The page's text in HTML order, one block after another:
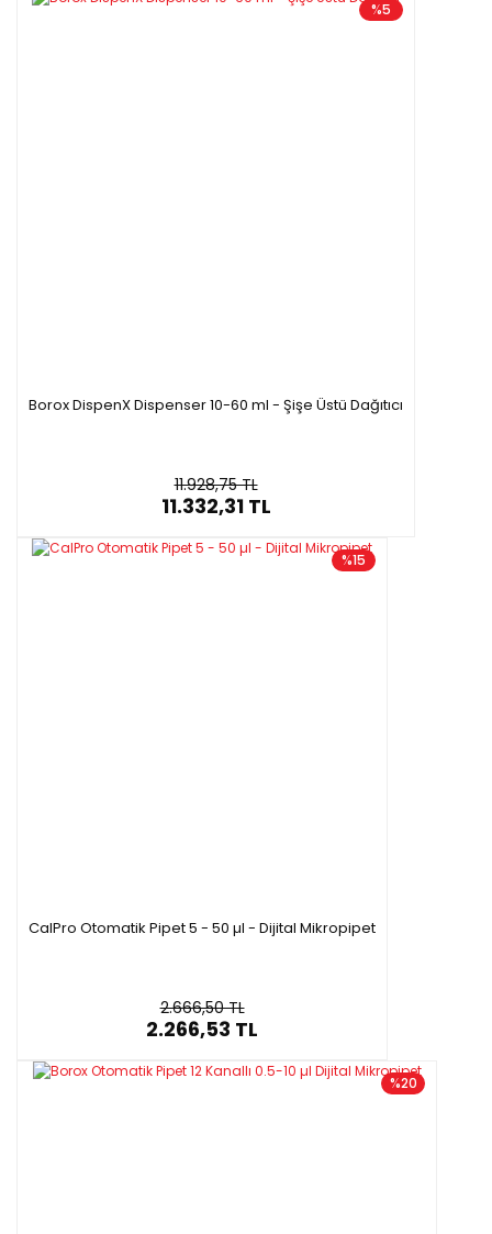
%5
Borox DispenX Dispenser 10-60 ml - Şişe Üstü Dağıtıcı
11.928,75 TL
11.332,31 TL
%15
CalPro Otomatik Pipet 5 - 50 µl - Dijital Mikropipet
2.666,50 TL
2.266,53 TL
%20